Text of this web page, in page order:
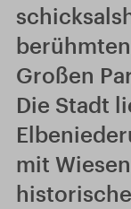
Großen
Die Stadt
mit